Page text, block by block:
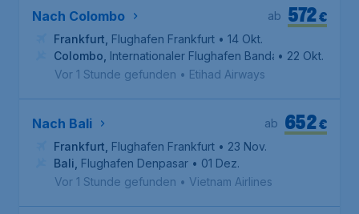
Nach Colombo €
572
ab
Frankfurt Flughafen Frankfurt • 14 Okt.
Colombo Internationaler Flughafen Bandaranaike
• 22 Okt.
Vor 1 Stunde gefunden • Etihad Airways
Nach Bali €
652
ab
Frankfurt Flughafen Frankfurt • 23 Nov.
Bali Flughafen Denpasar • 01 Dez.
Vor 1 Stunde gefunden • Vietnam Airlines